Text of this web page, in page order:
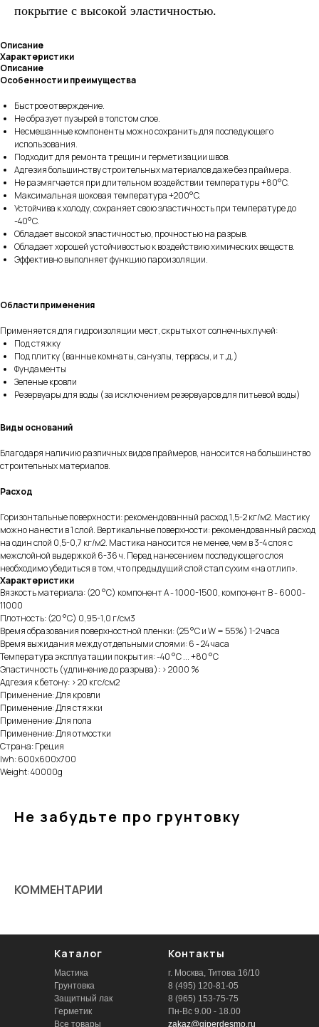
покрытие с высокой эластичностью.
Описание
Характеристики
Описание
Особенности и преимущества
Быстрое отверждение.
Не образует пузырей в толстом слое.
Несмешанные компоненты можно сохранить для последующего
использования.
Подходит для ремонта трещин и герметизации швов.
Адгезия большинству строительных материалов даже без праймера.
Не размягчается при длительном воздействии температуры +80°C.
Максимальная шоковая температура +200°C.
Устойчива к холоду, сохраняет свою эластичность при температуре до
-40°C.
Обладает высокой эластичностью, прочностью на разрыв.
Обладает хорошей устойчивостью к воздействию химических веществ.
Эффективно выполняет функцию пароизоляции.
Области применения
Применяется для гидроизоляции мест, скрытых от солнечных лучей:
Под стяжку
Под плитку (ванные комнаты, санузлы, террасы, и т.д.)
Фундаменты
Зеленые кровли
Резервуары для воды (за исключением резервуаров для питьевой воды)
Виды оснований
Благодаря наличию различных видов праймеров, наносится на большинство
строительных материалов.
Расход
Горизонтальные поверхности: рекомендованный расход 1,5-2 кг/м2. Мастику
можно нанести в 1 слой. Вертикальные поверхности: рекомендованный расход
на один слой 0,5-0,7 кг/м2. Мастика наносится не менее, чем в 3-4 слоя с
межслойной выдержкой 6-36 ч. Перед нанесением последующего слоя
необходимо убедиться в том, что предыдущий слой стал сухим «на отлип».
Характеристики
Вязкость материала: (20 °С) компонент А - 1000-1500, компонент В - 6000-
11000
Плотность: (20 °С) 0,95-1,0 г/см3
Время образования поверхностной пленки: (25 °С и W = 55%) 1-2 часа
Время выжидания между отдельными слоями: 6 - 24 часа
Температура эксплуатации покрытия: -40 °С ... +80 °С
Эластичность (удлинение до разрыва): > 2000 %
Адгезия к бетону: > 20 кгс/см2
Применение: Для кровли
Применение: Для стяжки
Применение: Для пола
Применение: Для отмостки
Страна: Греция
lwh: 600x600x700
Weight: 40000g
Не забудьте про грунтовку
КОММЕНТАРИИ
Каталог
Мастика
Грунтовка
Защитный лак
Герметик
Все товары
Контакты
г. Москва, Титова 16/10
8 (495) 120-81-05
8 (965) 153-75-75
Пн-Вс 9.00 - 18.00
zakaz@giperdesmo.ru